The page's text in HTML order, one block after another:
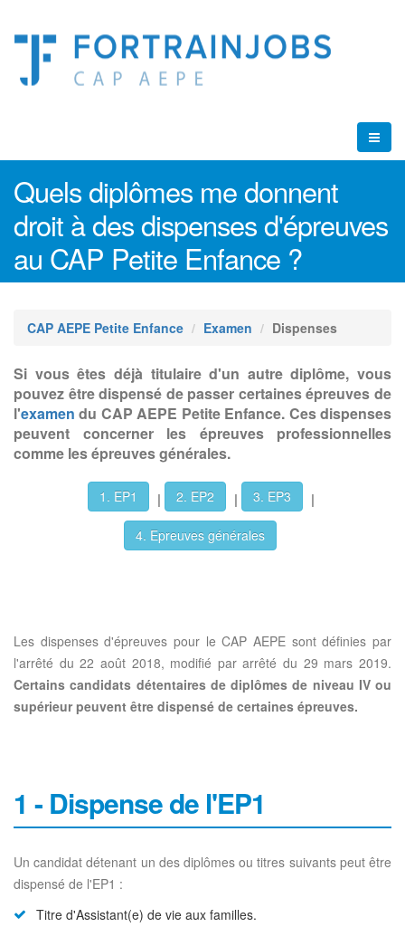
Quels diplômes me donnent
droit à des dispenses d'épreuves
au CAP Petite Enfance ?
CAP AEPE Petite Enfance Examen Dispenses
Si vous êtes déjà titulaire d'un autre diplôme, vous
pouvez être dispensé de passer certaines épreuves de
l'examen du CAP AEPE Petite Enfance. Ces dispenses
peuvent concerner les épreuves professionnelles
comme les épreuves générales.
1. EP1 | 2. EP2 | 3. EP3
|
4. Epreuves générales
Les dispenses d'épreuves pour le CAP AEPE sont définies par
l'arrêté du 22 août 2018, modifié par arrêté du 29 mars 2019.
Certains candidats détentaires de diplômes de niveau IV ou
supérieur peuvent être dispensé de certaines épreuves.
1 - Dispense de l'EP1
Un candidat détenant un des diplômes ou titres suivants peut être
dispensé de l'EP1 :
Titre d'Assistant(e) de vie aux familles.